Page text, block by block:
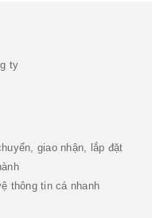
ty
giao nhận, lắp đặt
thông tin cá nhanh